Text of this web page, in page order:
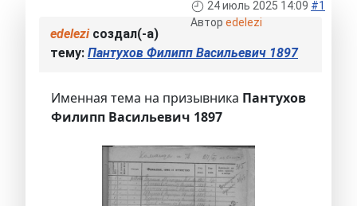
24 июль 2025 14:09 #1
Автор edelezi
edeleziсоздал(-а)
тему: Пантухов Филипп Васильевич 1897
Именная тема на призывника Пантухов
Филипп Васильевич 1897